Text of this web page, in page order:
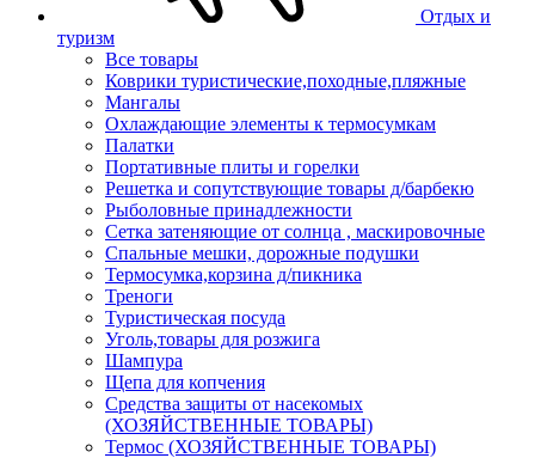
Отдых и
туризм
Все товары
Коврики туристические,походные,пляжные
Мангалы
Охлаждающие элементы к термосумкам
Палатки
Портативные плиты и горелки
Решетка и сопутствующие товары д/барбекю
Рыболовные принадлежности
Сетка затеняющие от солнца , маскировочные
Спальные мешки, дорожные подушки
Термосумка,корзина д/пикника
Треноги
Туристическая посуда
Уголь,товары для розжига
Шампура
Щепа для копчения
Средства защиты от насекомых
(ХОЗЯЙСТВЕННЫЕ ТОВАРЫ)
Термос (ХОЗЯЙСТВЕННЫЕ ТОВАРЫ)